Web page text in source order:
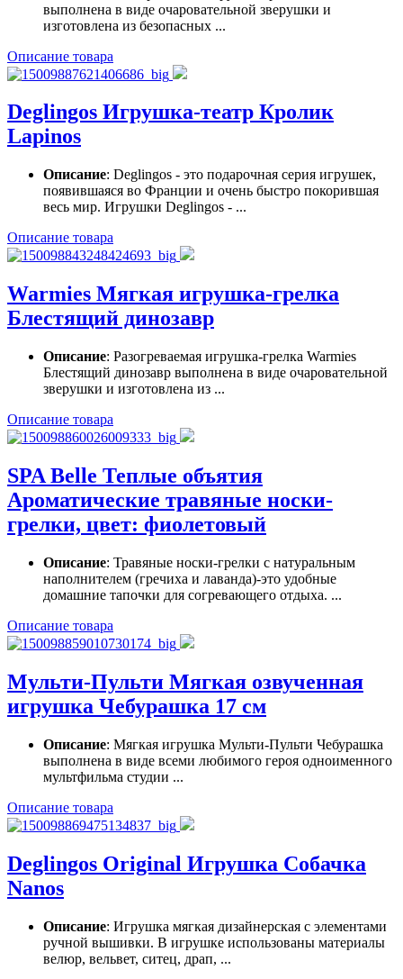
выполнена в виде очаровательной зверушки и
изготовлена из безопасных ...
Описание товара
Deglingos Игрушка-театр Кролик
Lapinos
Описание: Deglingos - это подарочная серия игрушек,
появившаяся во Франции и очень быстро покорившая
весь мир. Игрушки Deglingos - ...
Описание товара
Warmies Мягкая игрушка-грелка
Блестящий динозавр
Описание: Разогреваемая игрушка-грелка Warmies
Блестящий динозавр выполнена в виде очаровательной
зверушки и изготовлена из ...
Описание товара
SPA Belle Теплые объятия
Ароматические травяные носки-
грелки, цвет: фиолетовый
Описание: Травяные носки-грелки с натуральным
наполнителем (гречиха и лаванда)-это удобные
домашние тапочки для согревающего отдыха. ...
Описание товара
Мульти-Пульти Мягкая озвученная
игрушка Чебурашка 17 см
Описание: Мягкая игрушка Мульти-Пульти Чебурашка
выполнена в виде всеми любимого героя одноименного
мультфильма студии ...
Описание товара
Deglingos Original Игрушка Собачка
Nanos
Описание: Игрушка мягкая дизайнерская с элементами
ручной вышивки. В игрушке использованы материалы
велюр, вельвет, ситец, драп, ...